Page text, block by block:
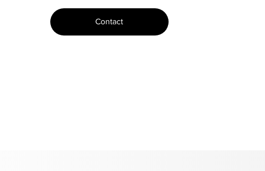
Contact